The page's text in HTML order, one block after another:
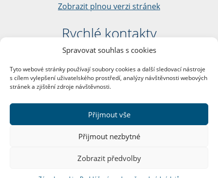
Spravovat souhlas s cookies
Tyto webové stránky používají soubory cookies a další sledovací nástroje
s cílem vylepšení uživatelského prostředí, analýzy návštěvnosti webových
stránek a zjištění zdroje návštěvnosti.
Přijmout vše
Přijmout nezbytné
Zobrazit předvolby
Zobrazit plnou verzi stránek
Rychlé kontakty
Filozofická fakulta
nám. Jana Palacha 1/2
116 38 Praha 1
DIČ: CZ00216208
Další kontakty